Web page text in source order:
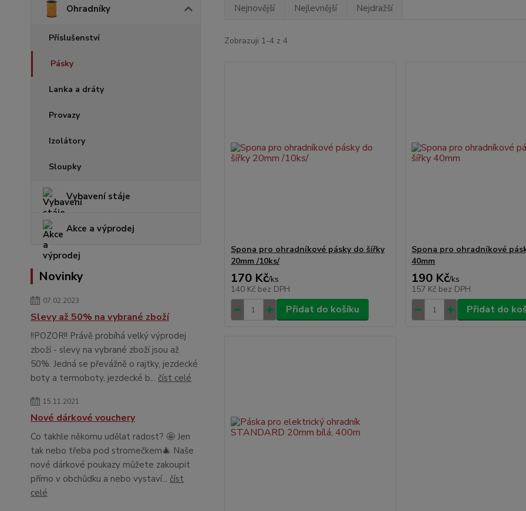
Ohradníky
Příslušenství
Pásky
Lanka a dráty
Provazy
Izolátory
Sloupky
Vybavení stáje
Akce a výprodej
Novinky
07.02.2023
Slevy až 50% na vybrané zboží
!!POZOR!! Právě probíhá velký výprodej
zboží - slevy na vybrané zboží jsou až
50%. Jedná se převážně o rajtky, jezdecké
boty a termoboty, jezdecké b... číst celé
15.11.2021
Nové dárkové vouchery
Co takhle někomu udělat radost? 🤩 Jen
tak nebo třeba pod stromečkem🎄 Naše
nové dárkové poukazy můžete zakoupit
přímo v obchůdku a nebo vystaví... číst
celé
Nejnovější Nejlevnější Nejdražší
Zobrazuji 1-4 z 4
Spona pro ohradníkové pásky do šířky
20mm /10ks/
170 Kč/ks
140 Kč bez DPH
Přidat do košíku
Spona pro ohradníkové
40mm
190 Kč/ks
157 Kč bez DPH
Přidat do